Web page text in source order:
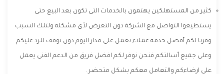
كثير من المستهلكين يهتمون بالخدمات التى تكون بعد البيع حتى
يستطيعوا التواصل مع الشركة دون التعرض لأى مشكله ولتلك السبب
وفرنا لكم أفضل خدمة عملاء تعمل على مدار اليوم دون توقف للرد عليكم
وعلى جميع أسالتكم فنحن نوفر لكم افضل فريق من الدعم الفنى يعمل
على ارضاءكم والتعامل معكم بشكل متحضر .